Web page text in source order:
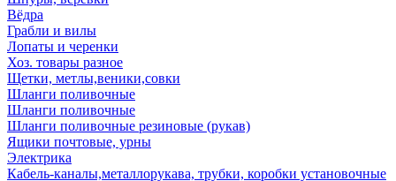
Вёдра
Грабли и вилы
Лопаты и черенки
Хоз. товары разное
Щетки, метлы,веники,совки
Шланги поливочные
Шланги поливочные
Шланги поливочные резиновые (рукав)
Ящики почтовые, урны
Электрика
Кабель-каналы,металлорукава, трубки, коробки установочные